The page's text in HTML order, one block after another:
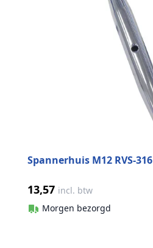
Spannerhuis M12 RVS-316
13,57 incl. btw
Morgen bezorgd